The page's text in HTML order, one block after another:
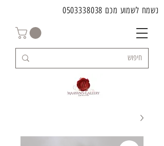
נשמח לשמוע מכם 0503338038